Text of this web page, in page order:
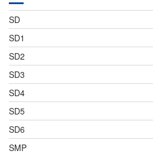
SD
SD1
SD2
SD3
SD4
SD5
SD6
SMP